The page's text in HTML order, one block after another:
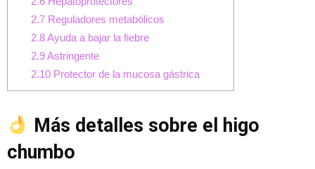
2.7Reguladores metabólicos
2.8Ayuda a bajar la fiebre
2.9Astringente
2.10Protector de la mucosa gástrica
Más detalles sobre el higo
chumbo